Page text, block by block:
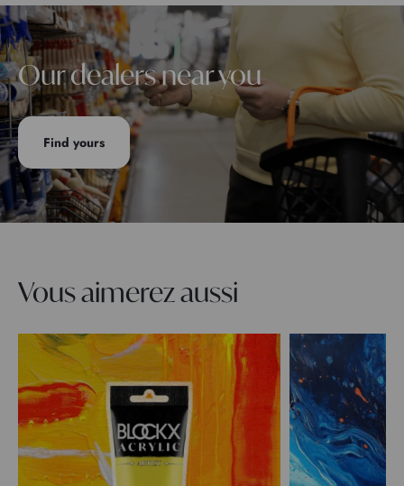
Our dealers near you
Find yours
Vous aimerez aussi